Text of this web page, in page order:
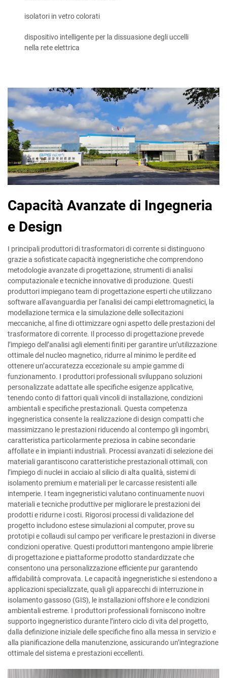
isolatori in vetro colorati
dispositivo intelligente per la dissuasione degli uccelli
nella rete elettrica
Capacità Avanzate di Ingegneria
e Design
I principali produttori di trasformatori di corrente si distinguono
grazie a sofisticate capacità ingegneristiche che comprendono
metodologie avanzate di progettazione, strumenti di analisi
computazionale e tecniche innovative di produzione. Questi
produttori impiegano team di progettazione esperti che utilizzano
software all'avanguardia per l'analisi dei campi elettromagnetici, la
modellazione termica e la simulazione delle sollecitazioni
meccaniche, al fine di ottimizzare ogni aspetto delle prestazioni del
trasformatore di corrente. Il processo di progettazione prevede
l’impiego dell’analisi agli elementi finiti per garantire un’utilizzazione
ottimale del nucleo magnetico, ridurre al minimo le perdite ed
ottenere un’accuratezza eccezionale su ampie gamme di
funzionamento. I produttori professionali sviluppano soluzioni
personalizzate adattate alle specifiche esigenze applicative,
tenendo conto di fattori quali vincoli di installazione, condizioni
ambientali e specifiche prestazionali. Questa competenza
ingegneristica consente la realizzazione di design compatti che
massimizzano le prestazioni riducendo al contempo gli ingombri,
caratteristica particolarmente preziosa in cabine secondarie
affollate e in impianti industriali. Processi avanzati di selezione dei
materiali garantiscono caratteristiche prestazionali ottimali, con
l’impiego di nuclei in acciaio al silicio di alta qualità, sistemi di
isolamento premium e materiali per le carcasse resistenti alle
intemperie. I team ingegneristici valutano continuamente nuovi
materiali e tecniche produttive per migliorare le prestazioni dei
prodotti e ridurne i costi. Rigorosi processi di validazione del
progetto includono estese simulazioni al computer, prove su
prototipi e collaudi sul campo per verificare le prestazioni in diverse
condizioni operative. Questi produttori mantengono ampie librerie
di progettazione e piattaforme prodotto standardizzate che
consentono una personalizzazione efficiente pur garantendo
affidabilità comprovata. Le capacità ingegneristiche si estendono a
applicazioni specializzate, quali gli apparecchi di interruzione in
isolamento gassoso (GIS), le installazioni offshore e le condizioni
ambientali estreme. I produttori professionali forniscono inoltre
supporto ingegneristico durante l’intero ciclo di vita del progetto,
dalla definizione iniziale delle specifiche fino alla messa in servizio e
alla pianificazione della manutenzione, assicurando un’integrazione
ottimale del sistema e prestazioni eccellenti.